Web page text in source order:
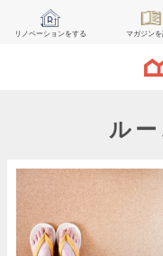
リノベーションをする マガジン
ル